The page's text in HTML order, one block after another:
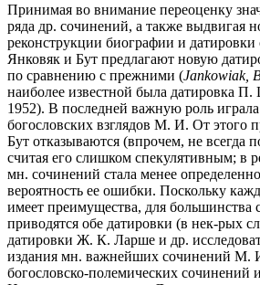
Принимая во внимание переоценку
ряда др. сочинений, а также выдвигая
реконструкции биографии и
Янковяк и Бут предлагают новую
по сравнению с прежними (Jankowiak,
наиболее известной была датировка П.
1952). В последней важную роль
богословских взглядов М. И. От этого
Бут отказываются (впрочем, не всегда
считая его слишком спекулятивным; в
мн. сочинений стала менее
вероятность ее ошибки. Поскольку
имеет преимущества, для
приводятся обе датировки (в нек-рых
датировки Ж. К. Ларше и др.
издания мн. важнейших сочинений М.
богословско-полемических сочинений